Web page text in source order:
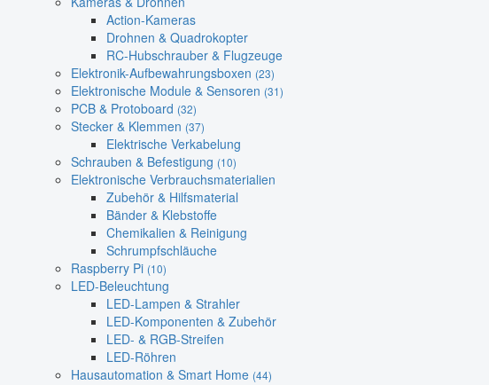
Action-Kameras
Drohnen & Quadrokopter
RC-Hubschrauber & Flugzeuge
Elektronik-Aufbewahrungsboxen (23)
Elektronische Module & Sensoren (31)
PCB & Protoboard (32)
Stecker & Klemmen (37)
Elektrische Verkabelung
Schrauben & Befestigung (10)
Elektronische Verbrauchsmaterialien
Zubehör & Hilfsmaterial
Bänder & Klebstoffe
Chemikalien & Reinigung
Schrumpfschläuche
Raspberry Pi (10)
LED-Beleuchtung
LED-Lampen & Strahler
LED-Komponenten & Zubehör
LED- & RGB-Streifen
LED-Röhren
Hausautomation & Smart Home (44)